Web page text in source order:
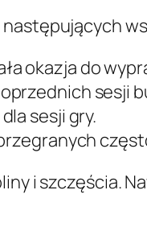
okazja do
sesji
sesji gry.
i szczęścia.